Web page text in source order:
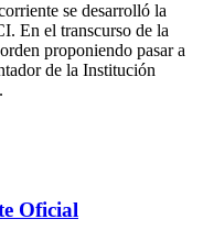
se desarrolló la
En el transcurso de la
proponiendo pasar a
de la Institución
Oficial